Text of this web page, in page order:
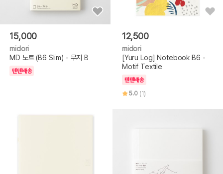
15,000
midori
MD 노트 (B6 Slim) - 무지 B
텐텐배송
12,500
midori
[Yuru Log] Notebook B6 -
Motif Textile
텐텐배송
5.0 (1)